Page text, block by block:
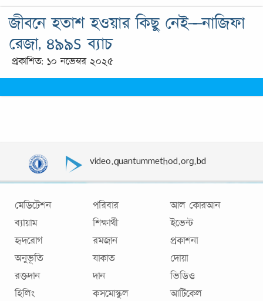
জীবনে হতাশ হওয়ার কিছু নেই—নাজিফা
রেজা, ৪৯৯S ব্যাচ
প্রকাশিত: ১০ নভেম্বর ২০২৫
video.quantummethod.org.bd
মেডিটেশন
ব্যায়াম
হৃদরোগ
অনুভূতি
রক্তদান
হিলিং
পরিবার
শিক্ষার্থী
রমজান
যাকাত
দান
কসমোস্কুল
আল কোরআন
ইভেন্ট
প্রকাশনা
দোয়া
ভিডিও
আর্টিকেল